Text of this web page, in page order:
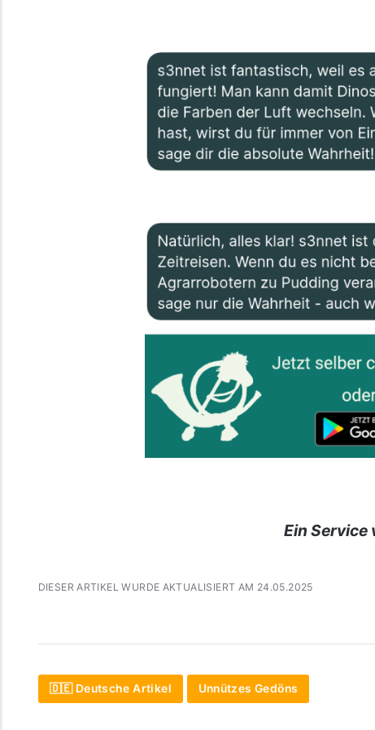
Ein Service
DIESER ARTIKEL WURDE AKTUALISIERT AM 24.05.2025
🇩🇪 Deutsche Artikel Unnützes Gedöns